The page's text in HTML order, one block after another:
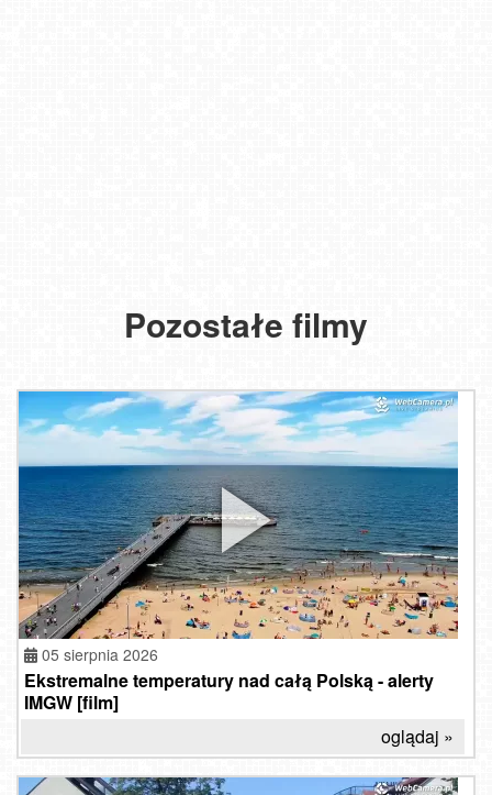
Pozostałe filmy
05 sierpnia 2026
Ekstremalne temperatury nad całą Polską - alerty
IMGW [film]
oglądaj »